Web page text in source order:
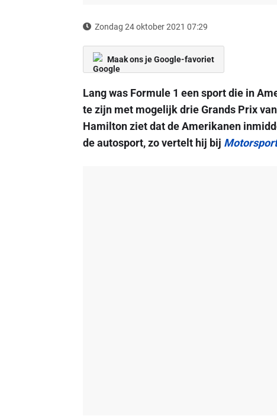
Zondag 24 oktober 2021 07:29
Maak ons je Google-favoriet
Lang was Formule 1 een sport die in
te zijn met mogelijk drie Grands Prix
Hamilton ziet dat de Amerikanen
de autosport, zo vertelt hij bij